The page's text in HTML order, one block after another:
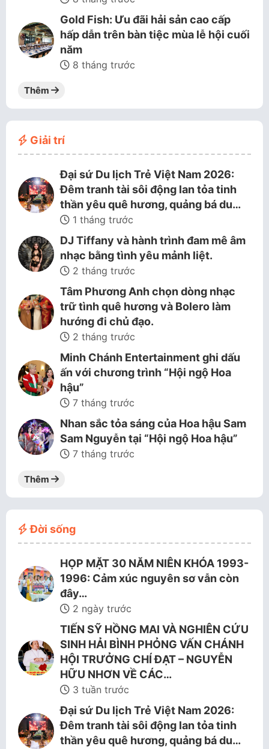
Gold Fish: Ưu đãi hải sản cao cấp
hấp dẫn trên bàn tiệc mùa lễ hội cuối
năm
8 tháng trước
Thêm
Giải trí
Đại sứ Du lịch Trẻ Việt Nam 2026:
Đêm tranh tài sôi động lan tỏa tinh
thần yêu quê hương, quảng bá du…
1 tháng trước
DJ Tiffany và hành trình đam mê âm
nhạc bằng tình yêu mảnh liệt.
2 tháng trước
Tâm Phương Anh chọn dòng nhạc
trữ tình quê hương và Bolero làm
hướng đi chủ đạo.
2 tháng trước
Minh Chánh Entertainment ghi dấu
ấn với chương trình “Hội ngộ Hoa
hậu”
7 tháng trước
Nhan sắc tỏa sáng của Hoa hậu Sam
Sam Nguyễn tại “Hội ngộ Hoa hậu”
7 tháng trước
Thêm
Đời sống
HỌP MẶT 30 NĂM NIÊN KHÓA 1993-
1996: Cảm xúc nguyên sơ vẫn còn
đây…
2 ngày trước
TIẾN SỸ HỒNG MAI VÀ NGHIÊN CỨU
SINH HẢI BÌNH PHỎNG VẤN CHÁNH
HỘI TRƯỞNG CHÍ ĐẠT – NGUYỄN
HỮU NHƠN VỀ CÁC…
3 tuần trước
Đại sứ Du lịch Trẻ Việt Nam 2026:
Đêm tranh tài sôi động lan tỏa tinh
thần yêu quê hương, quảng bá du…